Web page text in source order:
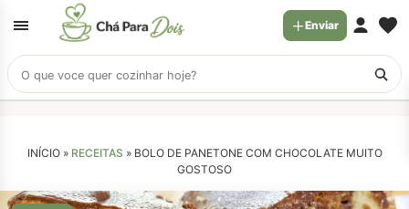
Buscar
receitas
Enviar
INÍCIO » RECEITAS » BOLO DE PANETONE COM CHOCOLATE MUITO
GOSTOSO